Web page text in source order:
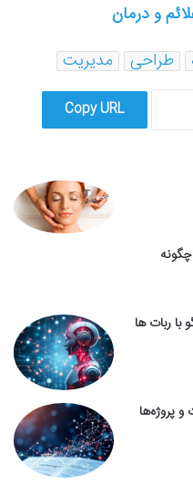
و درمان
طراحی مدیریت
Copy URL
نرم افزار مدیریت سرمایه برای متاتریدر 5 چگونه
و پروژه‌ها